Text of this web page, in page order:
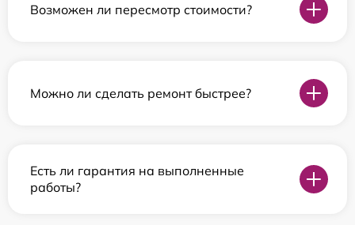
Возможен ли пересмотр стоимости?
Можно ли сделать ремонт быстрее?
Есть ли гарантия на выполненные
работы?